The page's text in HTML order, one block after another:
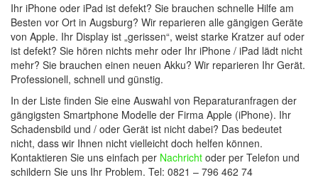
Ihr iPhone oder iPad ist defekt? Sie brauchen schnelle Hilfe am
Besten vor Ort in Augsburg? Wir reparieren alle gängigen Geräte
von Apple. Ihr Display ist „gerissen“, weist starke Kratzer auf oder
ist defekt? Sie hören nichts mehr oder Ihr iPhone / iPad lädt nicht
mehr? Sie brauchen einen neuen Akku? Wir reparieren Ihr Gerät.
Professionell, schnell und günstig.
In der Liste finden Sie eine Auswahl von Reparaturanfragen der
gängigsten Smartphone Modelle der Firma Apple (iPhone). Ihr
Schadensbild und / oder Gerät ist nicht dabei? Das bedeutet
nicht, dass wir Ihnen nicht vielleicht doch helfen können.
Kontaktieren Sie uns einfach per Nachricht oder per Telefon und
schildern Sie uns Ihr Problem. Tel: 0821 – 796 462 74